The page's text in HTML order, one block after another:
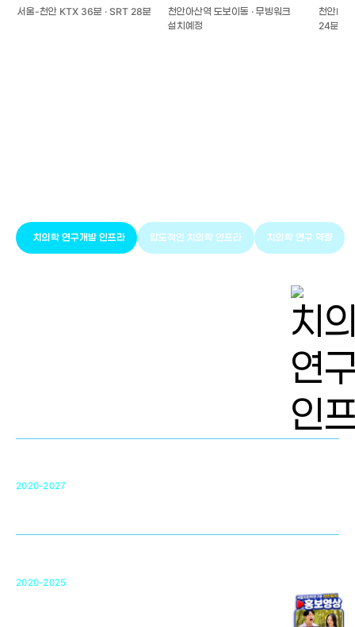
서울-천안 KTX 36분 · SRT 28분
천안아산역 도보이동 · 무빙워크
설치예정
천안IC(
24분
치의학 연구개발 인프라 압도적인 치의학 인프라 치의학 연구 역량
2020-2027
2020-2025
미국 베크만연구소